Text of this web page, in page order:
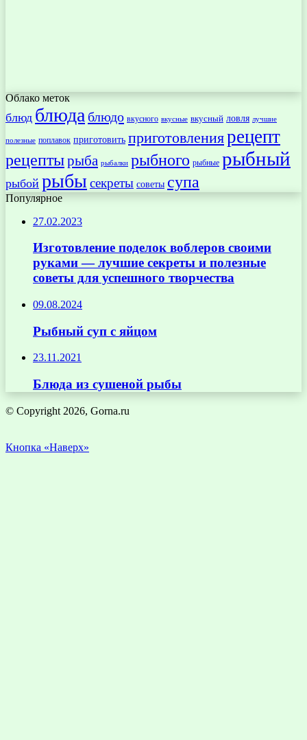
Облако меток
блюд блюда блюдо вкусного вкусные вкусный ловля лучшие
полезные поплавок приготовить приготовлениярецепт
рецептырыба рыбалки рыбного рыбные рыбный
рыбой рыбысекреты советы супа
Популярное
27.02.2023
Изготовление поделок воблеров своими
руками — лучшие секреты и полезные
советы для успешного творчества
09.08.2024
Рыбный суп с яйцом
23.11.2021
Блюда из сушеной рыбы
© Copyright 2026, Gorna.ru
Кнопка «Наверх»